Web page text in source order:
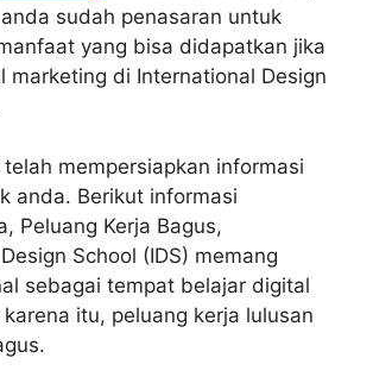
sudah penasaran untuk
yang bisa didapatkan jika
marketing di International Design
mempersiapkan informasi
anda. Berikut informasi
Peluang Kerja Bagus,
School (IDS) memang
sebagai tempat belajar digital
itu, peluang kerja lulusan